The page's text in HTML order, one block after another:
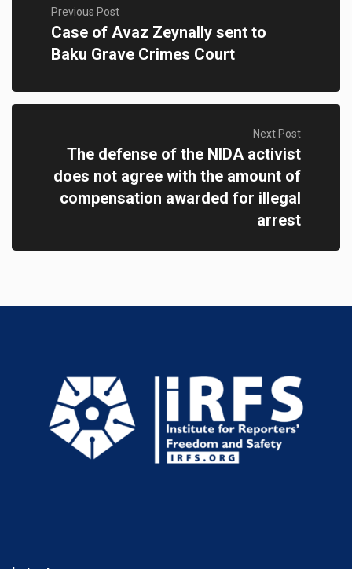
Previous Post
Case of Avaz Zeynally sent to
Baku Grave Crimes Court
Next Post
The defense of the NIDA activist
does not agree with the amount of
compensation awarded for illegal
arrest